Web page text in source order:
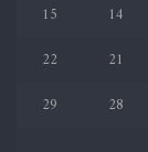
14
15
21
22
28
29